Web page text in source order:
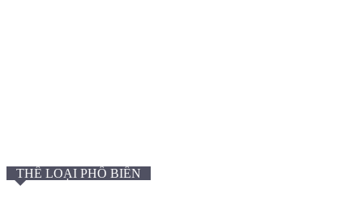
THỂ LOẠI PHỔ BIẾN